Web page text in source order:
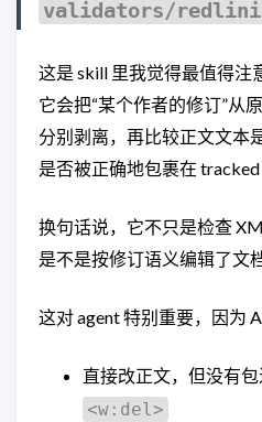
validators/
这是 skill 里我觉得最值得注
它会把“某个作者的修订”从
分别剥离，再比较正文文本
是否被正确地包裹在 tracked
换句话说，它不只是检查
是不是按修订语义编辑了文档
这对 agent 特别重要，因为
直接改正文，但没有
<w:del>